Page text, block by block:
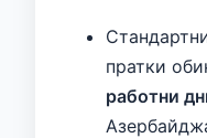
пратки
работни